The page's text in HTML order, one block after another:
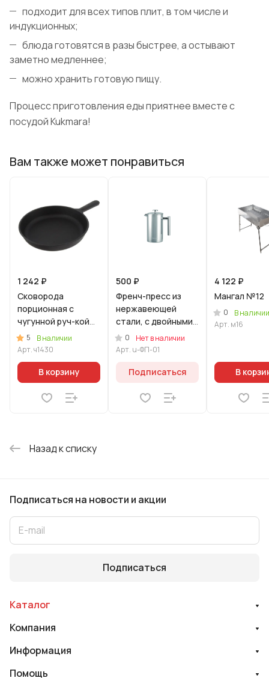
подходит для всех типов плит, в том числе и
индукционных;
блюда готовятся в разы быстрее, а остывают
заметно медленнее;
можно хранить готовую пищу.
Процесс приготовления еды приятнее вместе с
посудой Kukmara!
Вам также может понравиться
1 242 ₽
Сковорода
порционная с
чугунной руч-кой
145х30
5
В наличии
Арт.ч1430
В корзину
500 ₽
Фрeнч-пресс из
нержавеющей
стали, с двойными
стенками, 1000мл
(Уцененный товар)
0
Нет в наличии
Арт. u-ФП-01
Подписаться
4 122 ₽
Мангал №12
0
В наличии
Арт. м16
В
Назад к списку
Подписаться на новости и акции
Подписаться
Каталог
Компания
Информация
Помощь